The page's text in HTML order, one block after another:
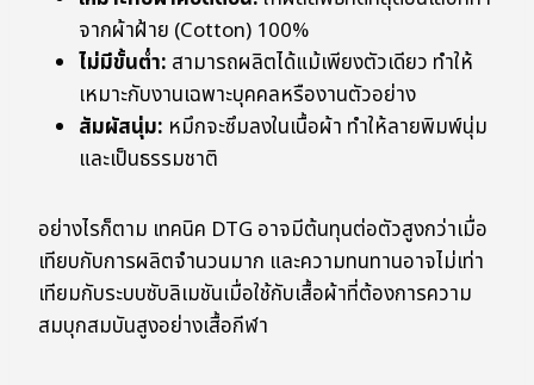
จากผ้าฝ้าย (Cotton) 100%
ไม่มีขั้นต่ำ: สามารถผลิตได้แม้เพียงตัวเดียว ทำให้
เหมาะกับงานเฉพาะบุคคลหรืองานตัวอย่าง
สัมผัสนุ่ม: หมึกจะซึมลงในเนื้อผ้า ทำให้ลายพิมพ์นุ่ม
และเป็นธรรมชาติ
อย่างไรก็ตาม เทคนิค DTG อาจมีต้นทุนต่อตัวสูงกว่าเมื่อ
เทียบกับการผลิตจำนวนมาก และความทนทานอาจไม่เท่า
เทียมกับระบบซับลิเมชันเมื่อใช้กับเสื้อผ้าที่ต้องการความ
สมบุกสมบันสูงอย่างเสื้อกีฬา